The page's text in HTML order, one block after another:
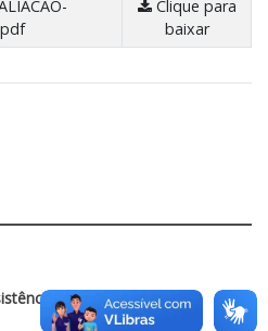
Clique para
baixar
e Ação Social